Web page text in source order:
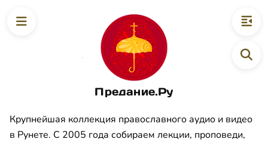
Предание.Ру
Крупнейшая коллекция православного аудио и видео
в Рунете. С 2005 года собираем лекции, проповеди,